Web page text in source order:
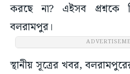
করছে না? এইসব প্রশ্নকে
বলরামপুর।
স্থানীয় সূত্রের খবর,